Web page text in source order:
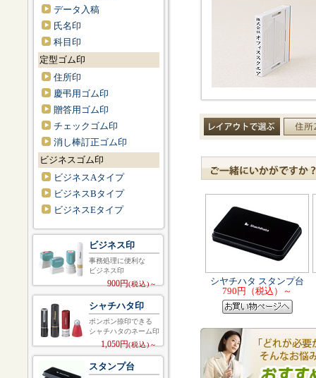
データ入稿
氏名印
科目印
定型ゴム印
住所印
慶弔用ゴム印
贈答用ゴム印
チェックゴム印
消し棒訂正ゴム印
ビジネスゴム印
ビジネスAタイプ
ビジネスBタイプ
ビジネスEタイプ
ビジネス印
事務処理に便利な
ビジネス印
900円(税込)～
シャチハタ印
ポンポン捺印できる
シャチハタのネーム印
1,050円(税込)～
スタンプ台
シヤチハタ スタンプ台
790円（税込）～